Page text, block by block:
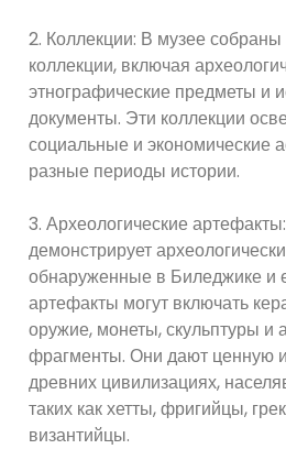
2. Коллекции: В музее
коллекции, включая
этнографические предметы и
документы. Эти коллекции
социальные и экономические
разные периоды истории.
3. Археологические
демонстрирует
обнаруженные в Биледжике и
артефакты могут включать
оружие, монеты, скульптуры и
фрагменты. Они дают ценную
древних цивилизациях,
таких как хетты, фригийцы,
византийцы.